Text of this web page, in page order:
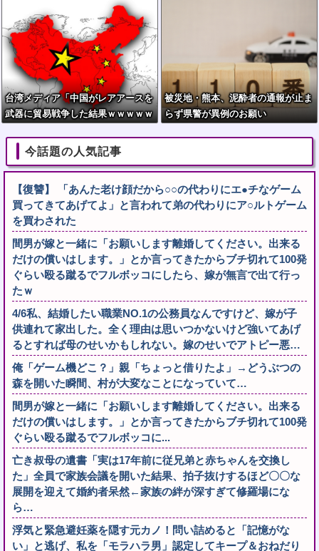
台湾メディア「中国がレアアースを
武器に貿易戦争した結果ｗｗｗｗｗ
被災地・熊本、泥酔者の通報が止ま
らず県警が異例のお願い
今話題の人気記事
【復讐】 「あんた老け顔だから○○の代わりにエ●チなゲーム
買ってきてあげてよ」と言われて弟の代わりにア○ルトゲーム
を買わされた
間男が嫁と一緒に「お願いします離婚してください。出来る
だけの償いはします。」とか言ってきたからブチ切れて100発
ぐらい殴る蹴るでフルボッコにしたら、嫁が無言で出て行っ
たｗ
4/6私、結婚したい職業NO.1の公務員なんですけど、嫁が子
供連れて家出した。全く理由は思いつかないけど強いてあげ
るとすれば母のせいかもしれない。嫁のせいでアトピー悪…
俺「ゲーム機どこ？」親「ちょっと借りたよ」→どうぶつの
森を開いた瞬間、村が大変なことになっていて…
間男が嫁と一緒に「お願いします離婚してください。出来る
だけの償いはします。」とか言ってきたからブチ切れて100発
ぐらい殴る蹴るでフルボッコに...
亡き叔母の遺書「実は17年前に従兄弟と赤ちゃんを交換し
た」全員で家族会議を開いた結果、拍子抜けするほど〇〇な
展開を迎えて婚約者呆然←家族の絆が深すぎて修羅場にな
ら…
浮気と緊急避妊薬を隠す元カノ！問い詰めると「記憶がな
い」と逃げ、私を「モラハラ男」認定してキープ＆おねだり